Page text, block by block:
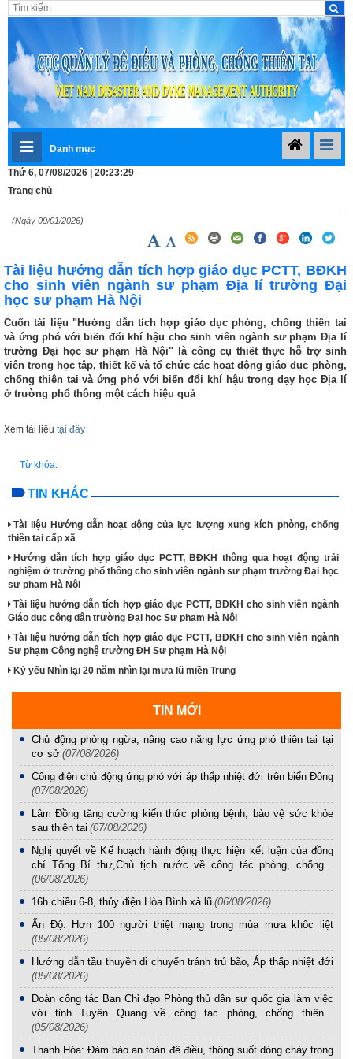
Danh mục
Thứ 6, 07/08/2026 | 20:23:29
Trang chủ
(Ngày 09/01/2026)
Tài liệu hướng dẫn tích hợp giáo dục PCTT, BĐKH
cho sinh viên ngành sư phạm Địa lí trường Đại
học sư phạm Hà Nội
Cuốn tài liệu "Hướng dẫn tích hợp giáo dục phòng, chống thiên tai
và ứng phó với biến đổi khí hậu cho sinh viên ngành sư phạm Địa lí
trường Đại học sư phạm Hà Nội" là công cụ thiết thực hỗ trợ sinh
viên trong học tập, thiết kế và tổ chức các hoạt động giáo dục phòng,
chống thiên tai và ứng phó với biến đổi khí hậu trong dạy học Địa lí
ở trường phổ thông một cách hiệu quả
Xem tài liệu tại đây
Từ khóa:
TIN KHÁC
Tài liệu Hướng dẫn hoạt động của lực lượng xung kích phòng, chống
thiên tai cấp xã
Hướng dẫn tích hợp giáo dục PCTT, BĐKH thông qua hoạt động trải
nghiệm ở trường phổ thông cho sinh viên ngành sư phạm trường Đại học
sư phạm Hà Nội
Tài liệu hướng dẫn tích hợp giáo dục PCTT, BĐKH cho sinh viên ngành
Giáo dục công dân trường Đại học Sư phạm Hà Nội
Tài liệu hướng dẫn tích hợp giáo dục PCTT, BĐKH cho sinh viên ngành
Sư phạm Công nghệ trường ĐH Sư phạm Hà Nội
Kỷ yếu Nhìn lại 20 năm nhìn lại mưa lũ miền Trung
TIN MỚI
Chủ động phòng ngừa, nâng cao năng lực ứng phó thiên tai tại
cơ sở (07/08/2026)
Công điện chủ động ứng phó với áp thấp nhiệt đới trên biển Đông
(07/08/2026)
Lâm Đồng tăng cường kiến thức phòng bệnh, bảo vệ sức khỏe
sau thiên tai (07/08/2026)
Nghị quyết về Kế hoạch hành động thực hiện kết luận của đồng
chí Tổng Bí thư,Chủ tịch nước về công tác phòng, chống...
(06/08/2026)
16h chiều 6-8, thủy điện Hòa Bình xả lũ (06/08/2026)
Ấn Độ: Hơn 100 người thiệt mạng trong mùa mưa khốc liệt
(05/08/2026)
Hướng dẫn tầu thuyền di chuyển tránh trú bão, Áp thấp nhiệt đới
(05/08/2026)
Đoàn công tác Ban Chỉ đạo Phòng thủ dân sự quốc gia làm việc
với tỉnh Tuyên Quang về công tác phòng, chống thiên...
(05/08/2026)
Thanh Hóa: Đảm bảo an toàn đê điều, thông suốt dòng chảy trong